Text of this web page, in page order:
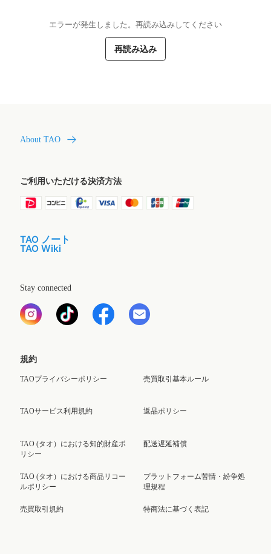
エラーが発生しました。再読み込みしてください
再読み込み
About TAO
ご利用いただける決済方法
TAO ノート
TAO Wiki
Stay connected
規約
TAOプライバシーポリシー
TAOサービス利用規約
TAO (タオ）における知的財産ポ
リシー
TAO (タオ）における商品リコー
ルポリシー
売買取引規約
売買取引基本ルール
返品ポリシー
配送遅延補償
プラットフォーム苦情・紛争処
理規程
特商法に基づく表記